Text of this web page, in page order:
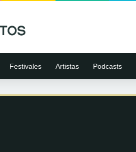
Festivales Artistas Podcasts